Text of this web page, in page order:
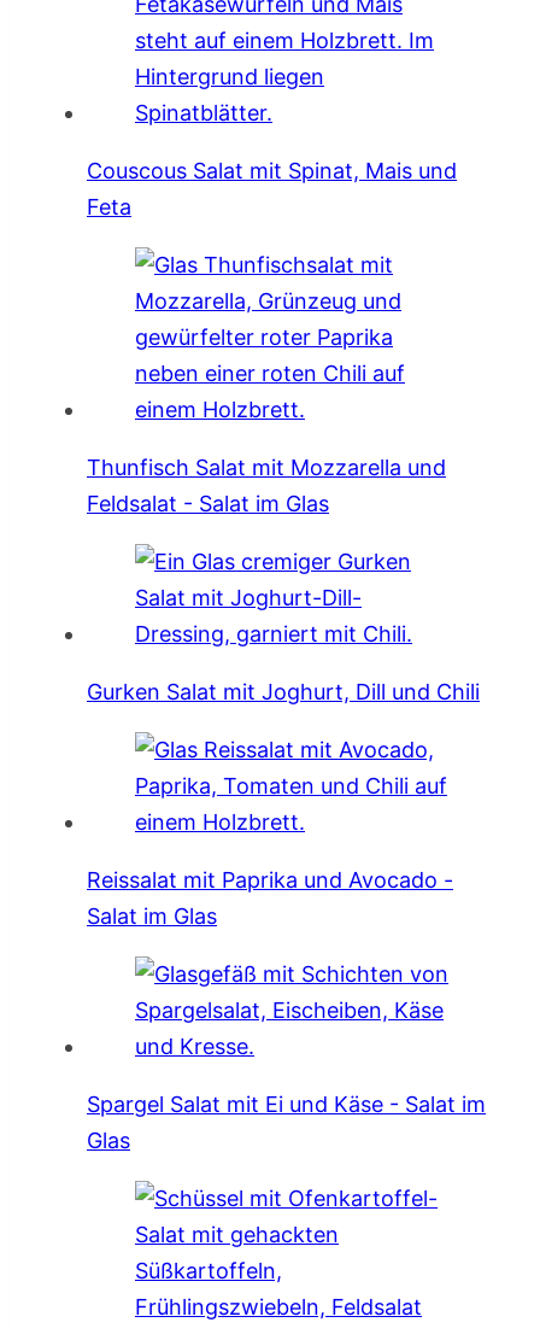
Couscous Salat mit Spinat, Mais und
Feta
Thunfisch Salat mit Mozzarella und
Feldsalat - Salat im Glas
Gurken Salat mit Joghurt, Dill und Chili
Reissalat mit Paprika und Avocado -
Salat im Glas
Spargel Salat mit Ei und Käse - Salat im
Glas